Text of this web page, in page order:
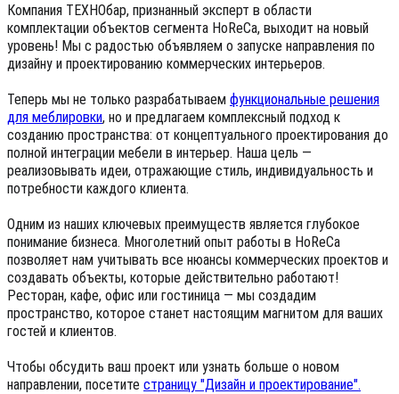
Компания ТЕХНОбар, признанный эксперт в области
комплектации объектов сегмента HoReCa, выходит на новый
уровень! Мы с радостью объявляем о запуске направления по
дизайну и проектированию коммерческих интерьеров.
Теперь мы не только разрабатываем функциональные решения
для меблировки, но и предлагаем комплексный подход к
созданию пространства: от концептуального проектирования до
полной интеграции мебели в интерьер. Наша цель —
реализовывать идеи, отражающие стиль, индивидуальность и
потребности каждого клиента.
Одним из наших ключевых преимуществ является глубокое
понимание бизнеса. Многолетний опыт работы в HoReCa
позволяет нам учитывать все нюансы коммерческих проектов и
создавать объекты, которые действительно работают!
Ресторан, кафе, офис или гостиница — мы создадим
пространство, которое станет настоящим магнитом для ваших
гостей и клиентов.
Чтобы обсудить ваш проект или узнать больше о новом
направлении, посетите страницу "Дизайн и проектирование".